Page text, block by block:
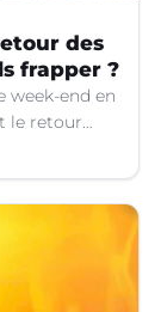
des
frapper ?
week-end en
le retour